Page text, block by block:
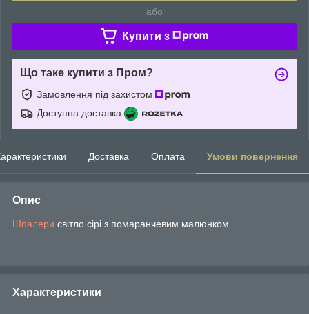
або
Купити з
Що таке купити з Пром?
Замовлення під захистом
Доступна доставка
Доставка Оплата Умови повернення
Опис
Шпалери світло сірі з помаранчевим малюнком
Характеристики